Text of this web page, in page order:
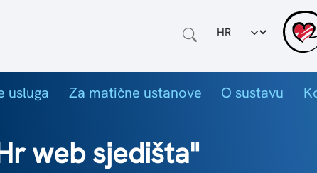
Odabir jezika
usluga Za matične ustanove O sustavu
web sjedišta"